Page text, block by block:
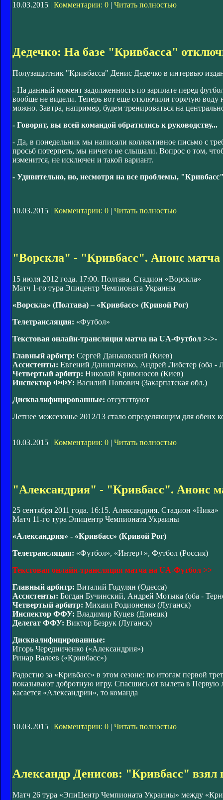
10.03.2015 | Комментарии: 0 | Читать полностью
Дедечко: На базе "Кривбасса"
Полузащитник "Кривбасса" Денис Дедечко в интервью
- На данный момент задолженность по зарплате перед
вообще не видели. Теперь вот еще отключили горячую
можно. Завтра, например, будем тренироваться на
- Говорят, вы всей командой обратились к руководству...
- Да, в понедельник мы написали коллективное письмо с
просьб потерпеть, мы ничего не слышали. Вопрос о том,
изменится, не исключен и такой вариант.
- Удивительно, но, несмотря на все проблемы,
10.03.2015 | Комментарии: 0 | Читать полностью
"Ворскла" - "Кривбасс". Анонс матча
15 июля 2012 года. 17:00. Полтава. Стадион «Ворскла»
Матч 1-го тура Эпицентр Чемпионата Украины
«Ворскла» (Полтава) – «Кривбасс» (Кривой Рог)
Телетрансляция: «Футбол»
Текстовая онлайн-трансляция матча на UA-Футбол >->-
Главный арбитр: Сергей Даньковский (Киев)
Ассистенты: Евгений Данильченко, Андрей Либстер (оба -
Четвертый арбитр: Николай Кривоносов (Киев)
Инспектор ФФУ: Василий Попович (Закарпатская обл.)
Дисквалифицированные: отсутствуют
Летнее межсезонье 2012/13 стало определяющим для обеих
10.03.2015 | Комментарии: 0 | Читать полностью
"Александрия" - "Кривбасс". Анонс
25 сентября 2011 года. 16:15. Александрия. Стадион «Ника»
Матч 11-го тура Эпицентр Чемпионата Украины
«Александрия» - «Кривбасс» (Кривой Рог)
Телетрансляция: «Футбол», «Интер+», Футбол (Россия)
Текстовая онлайн-трансляция матча на UA-Футбол >>
Главный арбитр: Виталий Годулян (Одесса)
Ассистенты: Богдан Бучинский, Андрей Мотыка (оба -
Четвертый арбитр: Михаил Родионенко (Луганск)
Инспектор ФФУ: Владимир Куцев (Донецк)
Делегат ФФУ: Виктор Безрук (Луганск)
Дисквалифицированные:
Игорь Чередниченко («Александрия»)
Ринар Валеев («Кривбасс»)
Радостно за «Кривбасс» в этом сезоне: по итогам первой
показывают добротную игру. Спасшись от вылета в Первую
касается «Александрии», то команда
10.03.2015 | Комментарии: 0 Читать полностью
Александр Денисов: "Кривбасс" взял
Матч 26 тура «ЭпиЦентр Чемпионата Украины» между